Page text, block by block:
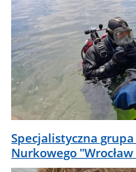
Specjalistyczna
Nurkowego